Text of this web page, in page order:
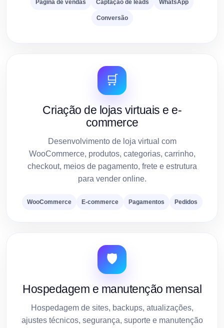
Página de vendas Captação de leads WhatsApp
Conversão
🛒
Criação de lojas virtuais e e-
commerce
Desenvolvimento de loja virtual com
WooCommerce, produtos, categorias, carrinho,
checkout, meios de pagamento, frete e estrutura
para vender online.
WooCommerce E-commerce Pagamentos Pedidos
🛡️
Hospedagem e manutenção mensal
Hospedagem de sites, backups, atualizações,
ajustes técnicos, segurança, suporte e manutenção